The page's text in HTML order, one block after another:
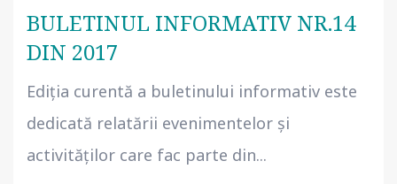
BULETINUL INFORMATIV NR.14
DIN 2017
Ediția curentă a buletinului informativ este
dedicată relatării evenimentelor și
activităților care fac parte din...